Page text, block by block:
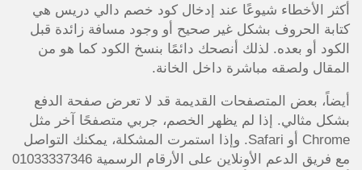
أكثر الأخطاء شيوعًا عند إدخال كود خصم دالي دريس هي
كتابة الحروف بشكل غير صحيح أو وجود مسافة زائدة قبل
الكود أو بعده. لذلك أنصحك دائمًا بنسخ الكود كما هو من
المقال ولصقه مباشرة داخل الخانة.
أيضاً، بعض المتصفحات القديمة قد لا تعرض صفحة الدفع
بشكل مثالي. إذا لم يظهر الخصم، جربي متصفحًا آخر مثل
Chrome أو Safari. وإذا استمرت المشكلة، يمكنك التواصل
مع فريق الدعم الأونلاين على الأرقام الرسمية 01033337346